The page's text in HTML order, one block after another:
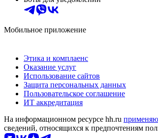
Мобильное приложение
Этика и комплаенс
Оказание услуг
Использование сайтов
Защита персональных данных
Пользовательское соглашение
ИТ аккредитация
На информационном ресурсе hh.ru
сведений, относящихся к предпочтениям